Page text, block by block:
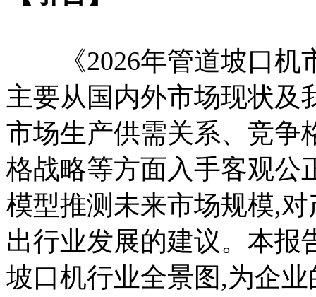
《2026年管道坡口机
主要从国内外市场现状及
市场生产供需关系、竞争
格战略等方面入手客观公
模型推测未来市场规模,
出行业发展的建议。本报
坡口机行业全景图,为企